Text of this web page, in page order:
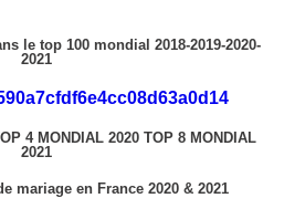
le top 100 mondial 2018-2019-2020-
2021
4 MONDIAL 2020 TOP 8 MONDIAL
2021
mariage en France 2020 & 2021